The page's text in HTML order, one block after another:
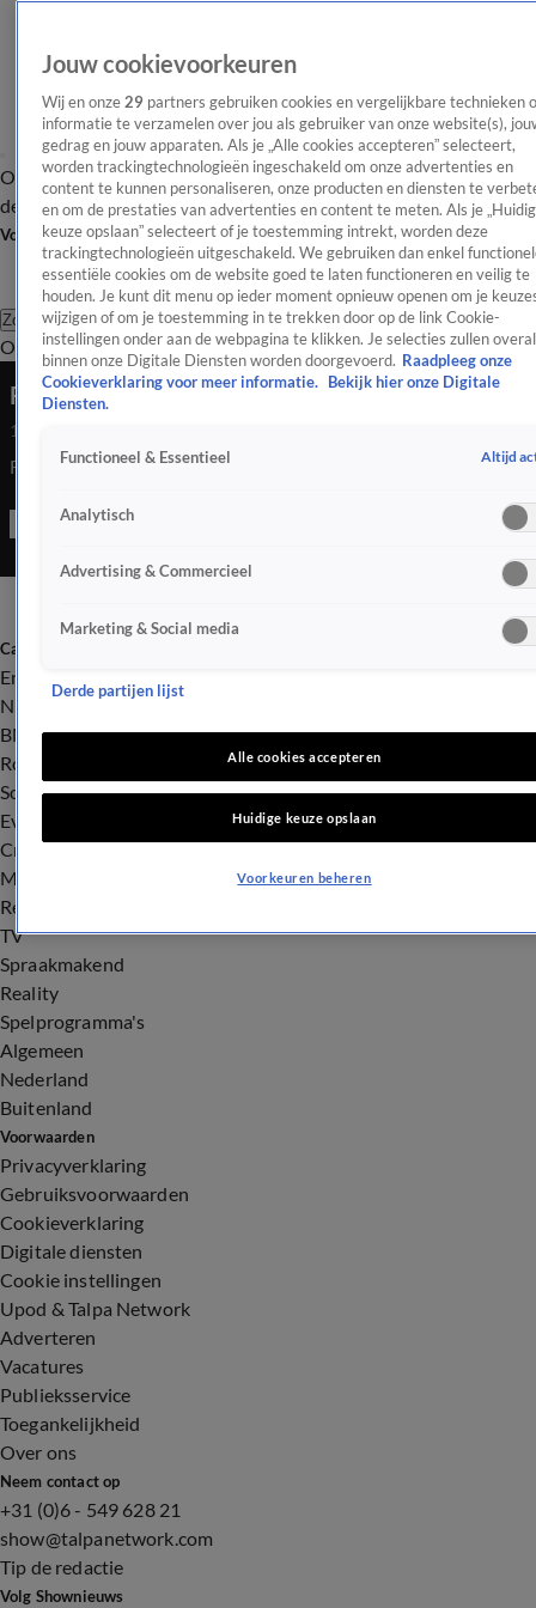
OverzichtAfleveringen Entertainment TV Algemeen
Tip
de redactieNieuwsbrief
Volg Shownieuws
Zoeken
OverzichtEntertainmentSpraakmakendRealityCrimeVideo's
Fred van Leer geeft update vanuit ziekenhuis
16 juni 2024, 17:22
Fred van Leer geeft update vanuit ziekenhuis
Categorieën
Entertainment
Nieuws
BN'ers
Royalty
Songfestival
Evenementen
Crime
Misdaad
Rechtszaken
TV
Spraakmakend
Reality
Spelprogramma's
Algemeen
Nederland
Buitenland
Voorwaarden
Privacyverklaring
Gebruiksvoorwaarden
Cookieverklaring
Digitale diensten
Cookie instellingen
Upod & Talpa Network
Adverteren
Vacatures
Publieksservice
Toegankelijkheid
Over ons
Neem contact op
+31 (0)6 - 549 628 21
show@talpanetwork.com
Tip de redactie
Volg Shownieuws
Jouw cookievoorkeuren
Wij en onze 29 partners gebruiken cookies en vergelijkbare technieken
informatie te verzamelen over jou als gebruiker van onze website(s),
gedrag en jouw apparaten. Als je „Alle cookies accepteren” selecteert,
worden trackingtechnologieën ingeschakeld om onze advertenties en
content te kunnen personaliseren, onze producten en diensten te
en om de prestaties van advertenties en content te meten. Als je
keuze opslaan” selecteert of je toestemming intrekt, worden deze
trackingtechnologieën uitgeschakeld. We gebruiken dan enkel
essentiële cookies om de website goed te laten functioneren en veilig te
houden. Je kunt dit menu op ieder moment opnieuw openen om je
wijzigen of om je toestemming in te trekken door op de link Cookie-
instellingen onder aan de webpagina te klikken. Je selecties zullen overal
binnen onze Digitale Diensten worden doorgevoerd. Raadpleeg onze
Cookieverklaring voor meer informatie.
Bekijk hier onze Digitale
Diensten.
Functioneel & Essentieel Altijd
Analytisch
Advertising & Commercieel
Marketing & Social media
Derde partijen lijst
Alle cookies accepteren
Huidige keuze opslaan
Voorkeuren beheren